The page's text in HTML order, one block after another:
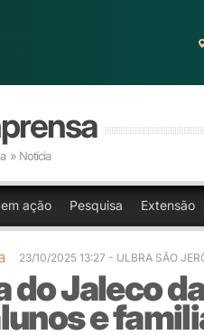
» Notícia
ação Pesquisa Extensão
23/10/2025 13:27 - ULBRA SÃO
do Jaleco
e